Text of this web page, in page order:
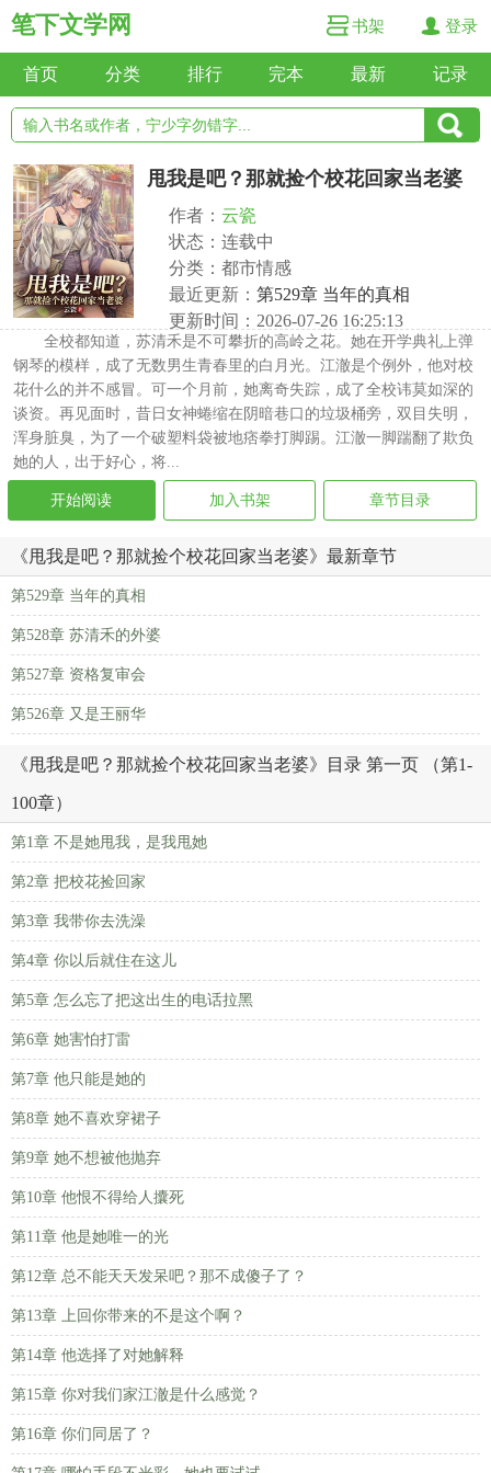
笔下文学网 书架 登录
首页 分类 排行 完本 最新 记录
甩我是吧？那就捡个校花回家当老婆
作者： 云瓷
状态：连载中
分类：都市情感
最近更新： 第529章 当年的真相
更新时间：2026-07-26 16:25:13
全校都知道，苏清禾是不可攀折的高岭之花。她在开学典礼上弹
钢琴的模样，成了无数男生青春里的白月光。江澈是个例外，他对校
花什么的并不感冒。可一个月前，她离奇失踪，成了全校讳莫如深的
谈资。再见面时，昔日女神蜷缩在阴暗巷口的垃圾桶旁，双目失明，
浑身脏臭，为了一个破塑料袋被地痞拳打脚踢。江澈一脚踹翻了欺负
她的人，出于好心，将...
开始阅读 加入书架 章节目录
《甩我是吧？那就捡个校花回家当老婆》最新章节
第529章 当年的真相
第528章 苏清禾的外婆
第527章 资格复审会
第526章 又是王丽华
《甩我是吧？那就捡个校花回家当老婆》目录 第一页 （第1-
100章）
第1章 不是她甩我，是我甩她
第2章 把校花捡回家
第3章 我带你去洗澡
第4章 你以后就住在这儿
第5章 怎么忘了把这出生的电话拉黑
第6章 她害怕打雷
第7章 他只能是她的
第8章 她不喜欢穿裙子
第9章 她不想被他抛弃
第10章 他恨不得给人攮死
第11章 他是她唯一的光
第12章 总不能天天发呆吧？那不成傻子了？
第13章 上回你带来的不是这个啊？
第14章 他选择了对她解释
第15章 你对我们家江澈是什么感觉？
第16章 你们同居了？